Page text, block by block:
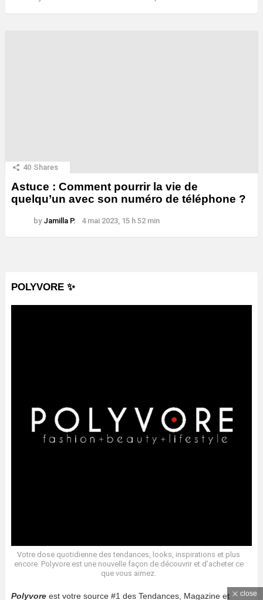
40 Shares
Astuce : Comment pourrir la vie de
quelqu’un avec son numéro de téléphone ?
by Jamilla P. 4 mai 2023, 15 h 52 min
POLYVORE ✨
Votre dose quotidienne des tendances, looks, inspirations et plus
encore. Polyvore est une nouvelle façon de découvrir et d’acheter ce
que vous aimez.
Polyvore est votre source #1 des Tendances, Magazine et close